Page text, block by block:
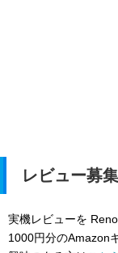
レビュー募
実機レビューを
1000円分のAmazon